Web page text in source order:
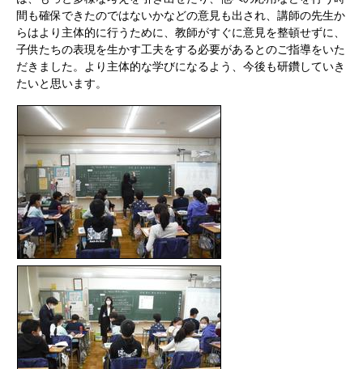
間も確保できたのではないかなどの意見も出され、講師の先生か
らはより主体的に行うために、教師がすぐに意見を整頓せずに、
子供たちの表現を生かす工夫をする必要があるとのご指導をいた
だきました。より主体的な学びになるよう、今後も研鑽していき
たいと思います。